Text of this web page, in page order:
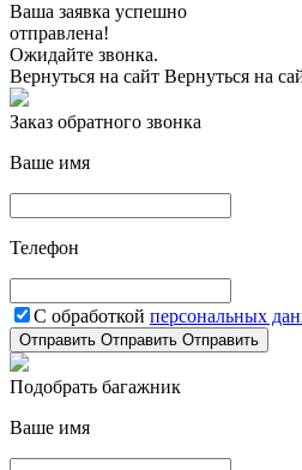
Ваша заявка успешно
отправлена!
Ожидайте звонка.
Вернуться на сайт Вернуться на
Заказ обратного звонка
Ваше имя
Телефон
С обработкой персональных
Отправить Отправить Отправить
Подобрать багажник
Ваше имя